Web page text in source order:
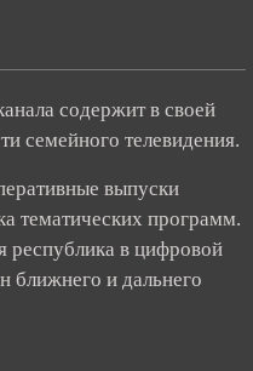
содержит в своей
семейного телевидения.
выпуски
тематических программ.
республика в цифровой
ближнего и дальнего